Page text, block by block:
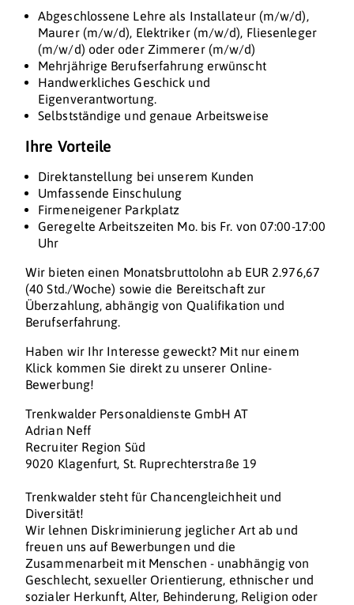
Abgeschlossene Lehre als Installateur (m/w/d),
Maurer (m/w/d), Elektriker (m/w/d), Fliesenleger
(m/w/d) oder oder Zimmerer (m/w/d)
Mehrjährige Berufserfahrung erwünscht
Handwerkliches Geschick und
Eigenverantwortung.
Selbstständige und genaue Arbeitsweise
Ihre Vorteile
Direktanstellung bei unserem Kunden
Umfassende Einschulung
Firmeneigener Parkplatz
Geregelte Arbeitszeiten Mo. bis Fr. von 07:00-17:00
Uhr
Wir bieten einen Monatsbruttolohn ab EUR 2.976,67
(40 Std./Woche) sowie die Bereitschaft zur
Überzahlung, abhängig von Qualifikation und
Berufserfahrung.
Haben wir Ihr Interesse geweckt? Mit nur einem
Klick kommen Sie direkt zu unserer Online-
Bewerbung!
Trenkwalder Personaldienste GmbH AT
Adrian Neff
Recruiter Region Süd
9020 Klagenfurt, St. Ruprechterstraße 19
Trenkwalder steht für Chancengleichheit und
Diversität!
Wir lehnen Diskriminierung jeglicher Art ab und
freuen uns auf Bewerbungen und die
Zusammenarbeit mit Menschen - unabhängig von
Geschlecht, sexueller Orientierung, ethnischer und
sozialer Herkunft, Alter, Behinderung, Religion oder